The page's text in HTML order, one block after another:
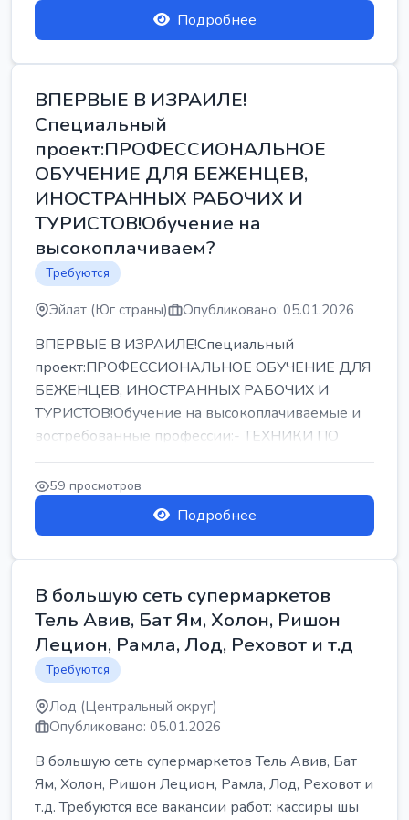
Подробнее
ВПЕРВЫЕ В ИЗРАИЛЕ!
Специальный
проект:ПРОФЕССИОНАЛЬНОЕ
ОБУЧЕНИЕ ДЛЯ БЕЖЕНЦЕВ,
ИНОСТРАННЫХ РАБОЧИХ И
ТУРИСТОВ!Обучение на
высокоплачиваем?
Требуются
Эйлат (Юг страны) Опубликовано: 05.01.2026
ВПЕРВЫЕ В ИЗРАИЛЕ!Специальный
проект:ПРОФЕССИОНАЛЬНОЕ ОБУЧЕНИЕ ДЛЯ
БЕЖЕНЦЕВ, ИНОСТРАННЫХ РАБОЧИХ И
ТУРИСТОВ!Обучение на высокоплачиваемые и
востребованные профессии:- ТЕХНИКИ ПО
РЕМОНТУ КОНДИЦИОНЕРОВ-...
59 просмотров
Подробнее
В большую сеть супермаркетов
Тель Авив, Бат Ям, Холон, Ришон
Лецион, Рамла, Лод, Реховот и т.д
Требуются
Лод (Центральный округ)
Опубликовано: 05.01.2026
В большую сеть супермаркетов Тель Авив, Бат
Ям, Холон, Ришон Лецион, Рамла, Лод, Реховот и
т.д. Требуются все вакансии работ: кассиры шы